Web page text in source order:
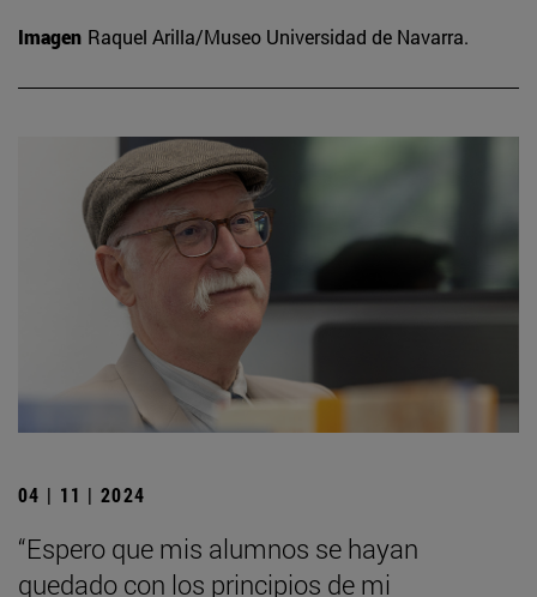
Imagen Raquel Arilla/Museo Universidad de Navarra.
04 | 11 | 2024
“Espero que mis alumnos se hayan
quedado con los principios de mi